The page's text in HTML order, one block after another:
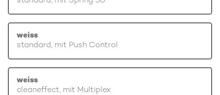
weiss
standard, mit Push Control
weiss
cleaneffect, mit Multiplex